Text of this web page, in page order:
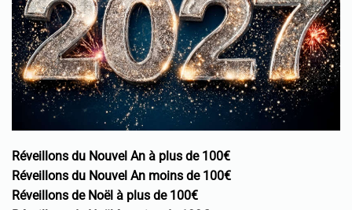
Réveillons du Nouvel An à plus de 100€
Réveillons du Nouvel An moins de 100€
Réveillons de Noël à plus de 100€